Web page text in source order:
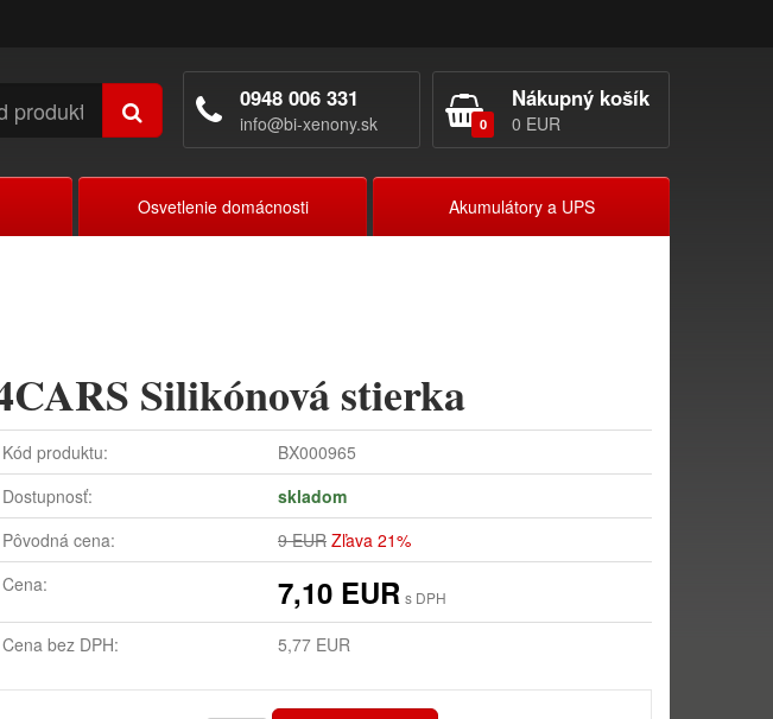
0
Nákupný košík
0 EUR
0948 006 331
info@bi-xenony.sk
Osvetlenie domácnosti Akumulátory a UPS
Silikónová stierka
Kód produktu:
BX000965
Dostupnosť:
skladom
Pôvodná cena:
9 EUR Zľava 21%
Cena:
7,10 EUR s DPH
Cena bez DPH: 5,77 EUR